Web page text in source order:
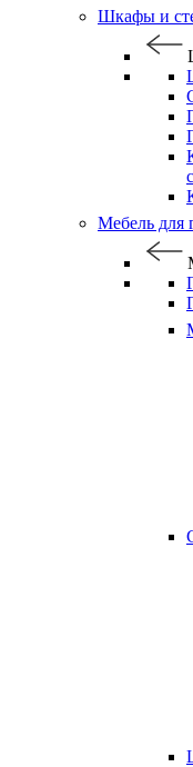
Шкафы и
Мебель для